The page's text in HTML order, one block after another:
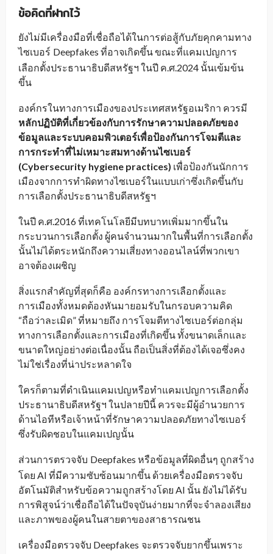
ข้อคิดที่ฝากไว้
ยังไม่มีเครื่องมือที่เชื่อถือได้ในการต่อสู้กับภัยคุกคามทาง
ไซเบอร์ Deepfakes ที่อาจเกิดขึ้น ขณะที่แคมเปญการ
เลือกตั้งประธานาธิบดีสหรัฐฯ ในปี ค.ศ.2024 นั้นเข้มข้น
ขึ้น
องค์กรในทางการเมืองของประเทศสหรัฐอเมริกา ควรมี
หลักปฏิบัติที่เกี่ยวข้องกับการรักษาความปลอดภัยของ
ข้อมูลและระบบคอมพิวเตอร์เพื่อป้องกันการโจมตีและ
การกระทำที่ไม่เหมาะสมทางด้านไซเบอร์
(Cybersecurity hygiene practices) เพื่อป้องกันนักการ
เมืองจากการทำผิดทางไซเบอร์ในแบบเก่าซึ่งเกิดขึ้นกับ
การเลือกตั้งประธานาธิบดีสหรัฐฯ
ในปี ค.ศ.2016 ที่เทคโนโลยีมีบทบาทเพิ่มมากขึ้นใน
กระบวนการเลือกตั้ง ผู้คนจำนวนมากในพื้นที่การเลือกตั้ง
นั้นไม่ได้ตระหนักถึงความเสี่ยงทางออนไลน์ที่พวกเขา
อาจต้องเผชิญ
สิ่งแรกสำคัญที่สุดก็คือ องค์กรทางการเลือกตั้งและ
การเมืองทั้งหมดต้องหันมายอมรับในกรอบความคิด
“ถือว่าละเมิด” ที่หมายถึง การโจมตีทางไซเบอร์ต่อกลุ่ม
ทางการเลือกตั้งและการเมืองที่เกิดขึ้น ทั้งขนาดเล็กและ
ขนาดใหญ่อย่างต่อเนื่องนั้น ถือเป็นสิ่งที่ต้องได้เจอซึ่งคง
ไม่ใช่เรื่องที่น่าประหลาดใจ
ใครก็ตามที่ดำเนินแคมเปญหรือทำแคมเปญการเลือกตั้ง
ประธานาธิบดีสหรัฐฯ ในปลายปีนี้ ควรจะมีผู้อำนวยการ
ด้านไอทีหรือเจ้าหน้าที่รักษาความปลอดภัยทางไซเบอร์
ซึ่งรับผิดชอบในแคมเปญนั้น
ส่วนการตรวจจับ Deepfakes หรือข้อมูลที่ผิดอื่นๆ ถูกสร้าง
โดย AI ที่มีความซับซ้อนมากขึ้น ด้วยเครื่องมือตรวจจับ
อัตโนมัติสำหรับข้อความถูกสร้างโดย AI นั้น ยังไม่ได้รับ
การพิสูจน์ว่าเชื่อถือได้ในปัจจุบันง่ายมากที่จะจำลองเสียง
และภาพของผู้คนในสายตาของสาธารณชน
เครื่องมือตรวจจับ Deepfakes จะตรวจจับยากขึ้นเพราะ